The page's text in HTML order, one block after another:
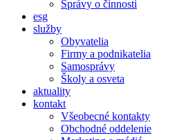
Správy o činnosti
esg
služby
Obyvatelia
Firmy a podnikatelia
Samosprávy
Školy a osveta
aktuality
kontakt
Všeobecné kontakty
Obchodné oddelenie